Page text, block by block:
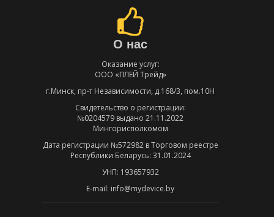
О нас
Оказание услуг:
ООО «ПЛЕЙ Трейд»
г.Минск, пр-т Независимости, д.168/3, пом.10Н
Свидетельство о регистрации:
№0204579 выдано 21.11.2022
Мингорисполкомом
Дата регистрации №572982 в Торговом реестре
Республики Беларусь: 31.01.2024
УНП: 193657932
E-mail: info@mydevice.by